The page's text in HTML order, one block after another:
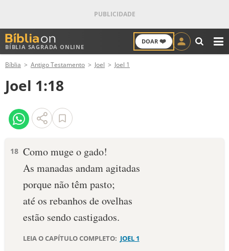
BÍBLIA SAGRADA ONLINE
DOAR ❤️
ANTIGO TESTAMENTO
NOVO TESTAMENTO
VERSÍCULOS
PALAVRA DO DIA
SALMO DO DIA
DEVOCIONAL DIÁRIO
Bíblia Antigo Testamento Joel Joel 1
Joel 1:18
18 Como muge o gado!
As manadas andam agitadas
porque não têm pasto;
até os rebanhos de ovelhas
estão sendo castigados.
LEIA O CAPÍTULO COMPLETO: JOEL 1